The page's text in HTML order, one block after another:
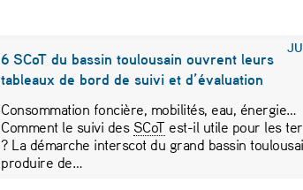
6 SCoT du bassin toulousain ouvrent leurs
tableaux de bord de suivi et d’évaluation
Consommation foncière, mobilités, eau, énergie…
Comment le suivi des SCoT est-il utile pour les
? La démarche interscot du grand bassin
produire de…